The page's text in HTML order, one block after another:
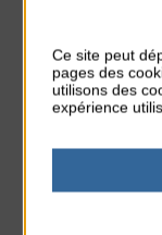
Glisse &
du 9 Août au 9 Août
du 9 Août au 9 Août
Ce site peut
pages des
utilisons des
expérience